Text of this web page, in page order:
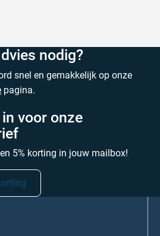
nodig?
snel en gemakkelijk op onze
pagina.
voor onze
5% korting in jouw mailbox!